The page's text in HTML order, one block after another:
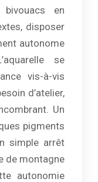
bivouacs en
disposer
autonome
se
vis-à-vis
d’atelier,
Un
pigments
simple arrêt
de montagne
autonomie